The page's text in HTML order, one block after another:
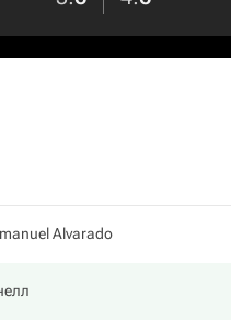
Alvarado